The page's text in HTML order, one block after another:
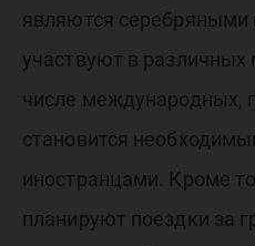
являются серебряными
участвуют в различных
числе международных,
становится
иностранцами. Кроме
планируют поездки за